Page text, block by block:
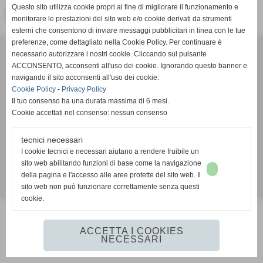
<< PRECEDENTE
A.S.D.San Sebastiano
Via Campo Sportivo 3, San Sebastiano - 12045 Fossano
stampa@asdsansebastianofossano.it
Realizzazione siti web www.sitoper.it
Questo sito utilizza cookie propri al fine di migliorare il funzionamento e
monitorare le prestazioni del sito web e/o cookie derivati da strumenti
esterni che consentono di inviare messaggi pubblicitari in linea con le tue
preferenze, come dettagliato nella Cookie Policy. Per continuare è
necessario autorizzare i nostri cookie. Cliccando sul pulsante
ACCONSENTO, acconsenti all'uso dei cookie. Ignorando questo banner e
navigando il sito acconsenti all'uso dei cookie.
Cookie Policy - Privacy Policy
Il tuo consenso ha una durata massima di 6 mesi.
Cookie accettati nel consenso: nessun consenso
tecnici necessari
I cookie tecnici e necessari aiutano a rendere fruibile un
sito web abilitando funzioni di base come la navigazione
della pagina e l'accesso alle aree protette del sito web. Il
sito web non può funzionare correttamente senza questi
cookie.
ACCETTA I COOKIES
NECESSARI